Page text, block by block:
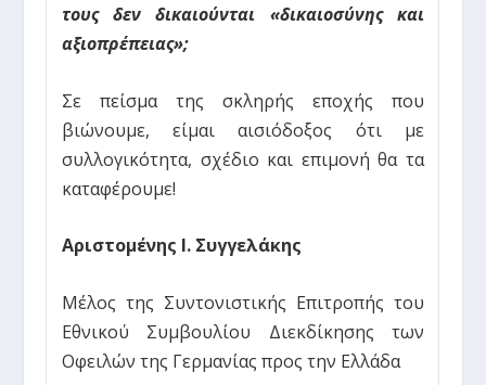
τους δεν δικαιούνται «δικαιοσύνης και
αξιοπρέπειας»;
Σε πείσμα της σκληρής εποχής που
βιώνουμε, είμαι αισιόδοξος ότι με
συλλογικότητα, σχέδιο και επιμονή θα τα
καταφέρουμε!
Αριστομένης Ι. Συγγελάκης
Μέλος της Συντονιστικής Επιτροπής του
Εθνικού Συμβουλίου Διεκδίκησης των
Οφειλών της Γερμανίας προς την Ελλάδα